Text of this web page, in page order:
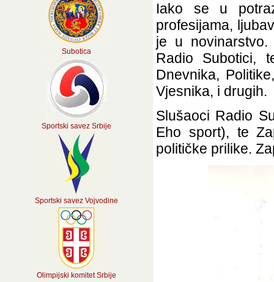
Subotica
Sportski savez Srbije
Sportski savez Vojvodine
Olimpijski komitet Srbije
Iako se u
profesijama,
je u
Radio Subotici,
Dnevnika,
Vjesnika, i drugih.
Slušaoci Radio
Eho sport), te
političke prilike.